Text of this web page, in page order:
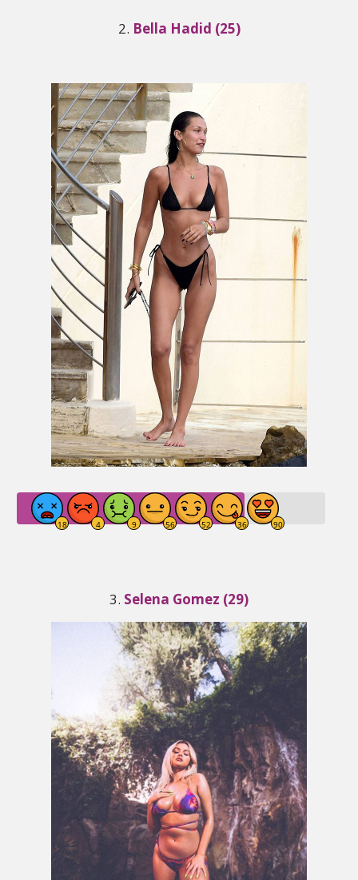
2. Bella Hadid (25)
3. Selena Gomez (29)